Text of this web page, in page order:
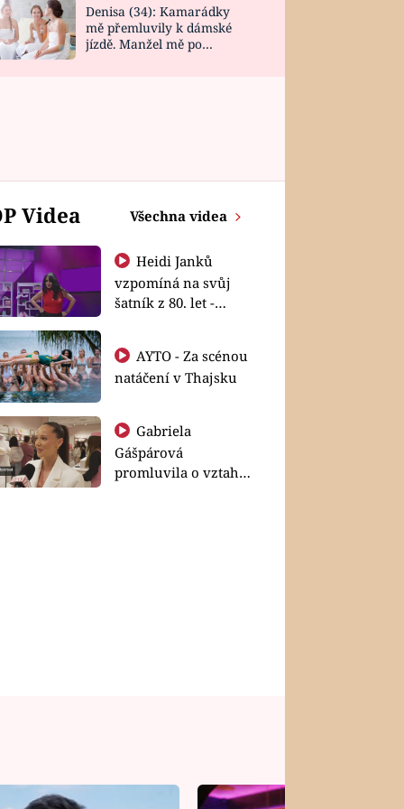
Denisa (34): Kamarádky
mě přemluvily k dámské
jízdě. Manžel mě po
Videa Všechna videa
Heidi Janků
vzpomíná na svůj
šatník z 80. let -
natáčení v Thajsku
Gabriela
Gášpárová
promluvila o vztahu